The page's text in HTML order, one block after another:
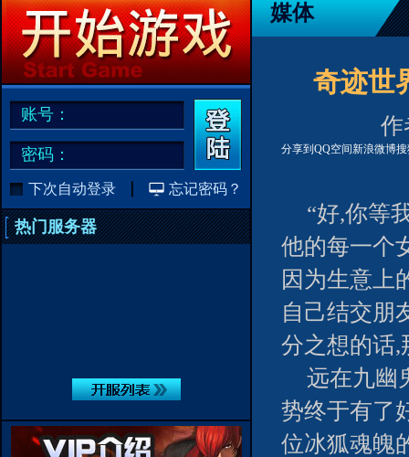
账号：
密码：
下次自动登录 忘记密码？
热门服务器
媒体
奇迹世
作
分享到 QQ空间新浪微博
“好,你等
他的每一个
因为生意上
自己结交朋
分之想的话,
远在九幽
势终于有了
位冰狐魂魄